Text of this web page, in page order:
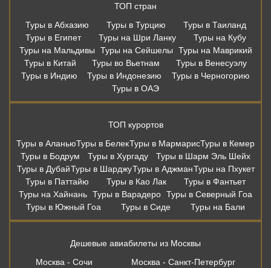
ТОП стран
Туры в Абхазию
Туры в Турцию
Туры в Таиланд
Туры в Египет
Туры на Шри Ланку
Туры на Кубу
Туры на Мальдивы
Туры на Сейшелы
Туры на Маврикий
Туры в Китай
Туры во Вьетнам
Туры в Венесуэлу
Туры в Индию
Туры в Индонезию
Туры в Черногорию
Туры в ОАЭ
ТОП курортов
Туры в АланьюТуры в БелекТуры в МармарисТуры в Кемер
Туры в Бодрум
Туры в Хургаду
Туры в Шарм Эль Шейх
Туры в ДубайТуры в ШарджуТуры в АджманТуры на Пхукет
Туры в Паттайю
Туры в Као Лак
Туры в Фантьет
Туры на Хайнань Туры в Варадеро Туры в Северный Гоа
Туры в Южный Гоа
Туры в Сиде Туры на Бали
Дешевые авиабилеты из Москвы
Москва - Сочи
Москва - Санкт-Петербург